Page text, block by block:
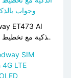
الذكية مع
وجواب